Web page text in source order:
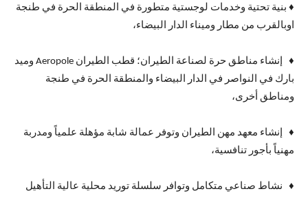
♦ بنية تحتية وخدمات لوجستية متطورة في المنطقة الحرة في طنجة
اوبالقرب من مطار وميناء الدار البيضاء،
♦ إنشاء مناطق حرة لصناعة الطيران؛ قطب الطيران Aeropole وميد
بارك في النواصر في الدار البيضاء والمنطقة الحرة في طنجة
ومناطق أخرى،
♦ إنشاء معهد مهن الطيران وتوفر عمالة شابة مؤهلة علمياً ومدربة
مهنياً بأجور تنافسية،
♦ نشاط صناعي متكامل وتوافر سلسلة توريد محلية عالية التأهيل